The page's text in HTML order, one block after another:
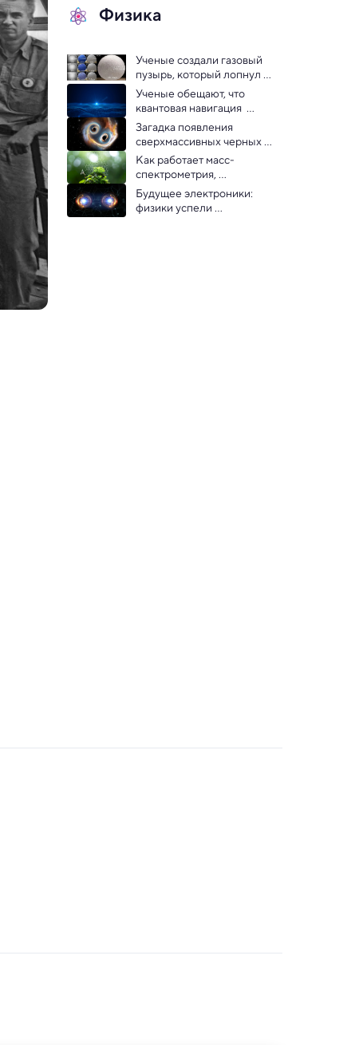
Физика
Ученые создали газовый
пузырь, который лопнул
только через 465 дней
Ученые обещают, что
квантовая навигация
способна заменить GPS
Загадка появления
сверхмассивных черных
дыр решена: в игру вступает
темная материя
Как работает масс-
спектрометрия,
позволяющая узнать состав
чего угодно
Будущее электроники:
физики успели